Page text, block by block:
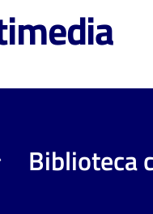
Biblioteca